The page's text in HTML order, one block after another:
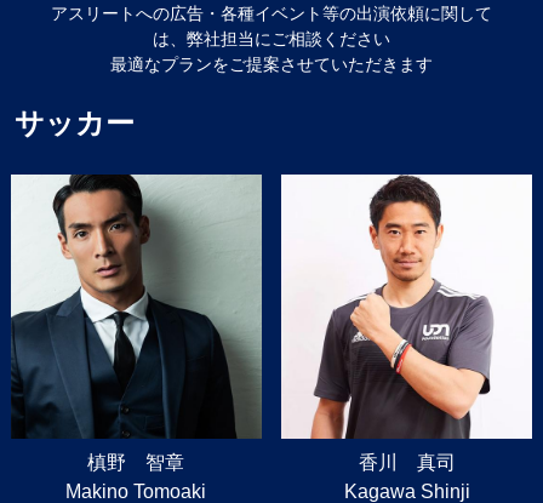
アスリートへの広告・各種イベント等の出演依頼に関して
は、弊社担当にご相談ください
最適なプランをご提案させていただきます
サッカー
槙野 智章
Makino Tomoaki
香川 真司
Kagawa Shinji